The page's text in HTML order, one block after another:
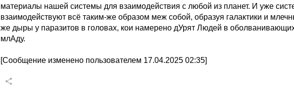
материалы нашей системы для взаимодействия с любой из планет. И уже
взаимодействуют всё таким-же образом меж собой, образуя галактики и
же дыры у паразитов в головах, кои намерено дУрят Людей в
млАду.
[Сообщение изменено пользователем 17.04.2025 02:35]